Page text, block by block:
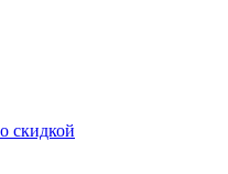
скидкой